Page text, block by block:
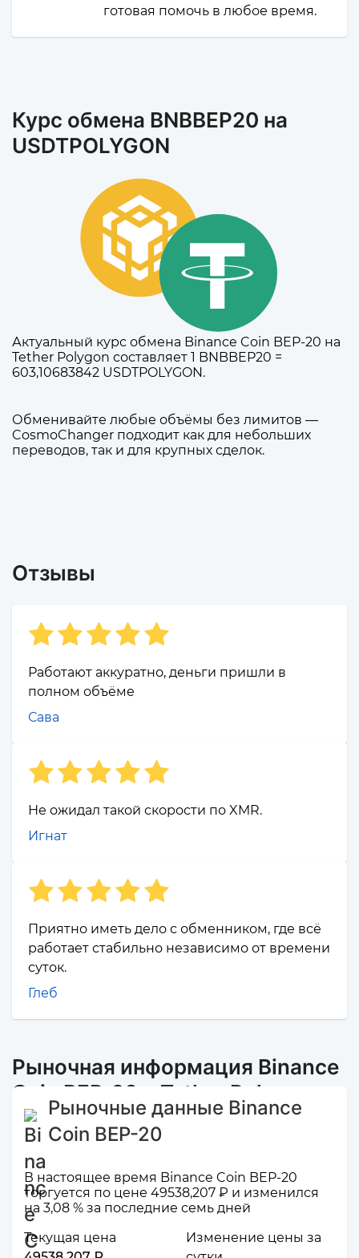
готовая помочь в любое время.
Курс обмена BNBBEP20 на
USDTPOLYGON
Актуальный курс обмена Binance Coin BEP-20 на
Tether Polygon составляет 1 BNBBEP20 =
603,10683842 USDTPOLYGON.
Обменивайте любые объёмы без лимитов —
CosmoChanger подходит как для небольших
переводов, так и для крупных сделок.
Отзывы
Работают аккуратно, деньги пришли в
полном объёме
Сава
Не ожидал такой скорости по XMR.
Игнат
Приятно иметь дело с обменником, где всё
работает стабильно независимо от времени
суток.
Глеб
Рыночная информация Binance
Coin BEP-20 и Tether Polygon
Рыночные данные Binance
Coin BEP-20
В настоящее время Binance Coin BEP-20
торгуется по цене 49538,207 ₽ и изменился
на 3,08 % за последние семь дней
Текущая цена
Изменение цены за